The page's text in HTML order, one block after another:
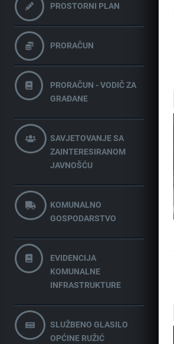
PROSTORNI PLAN
PRORAČUN
PRORAČUN - VODIČ ZA
GRAĐANE
SAVJETOVANJE SA
ZAINTERESIRANOM
JAVNOŠĆU
KOMUNALNO
GOSPODARSTVO
EVIDENCIJA
KOMUNALNE
INFRASTRUKTURE
SLUŽBENO GLASILO
OPĆINE RUŽIĆ